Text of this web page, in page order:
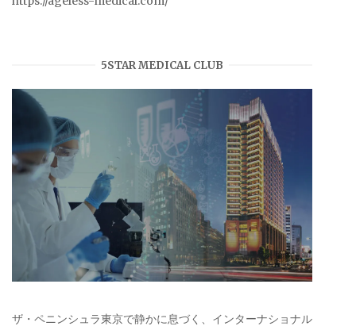
5STAR MEDICAL CLUB
ザ・ペニンシュラ東京で静かに息づく、インターナショナル